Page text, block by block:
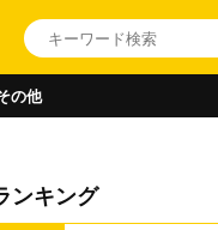
の他
ンキング